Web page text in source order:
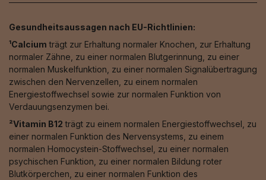
Gesundheitsaussagen nach EU-Richtlinien:
¹Calcium trägt zur Erhaltung normaler Knochen, zur Erhaltung
normaler Zähne, zu einer normalen Blutgerinnung, zu einer
normalen Muskelfunktion, zu einer normalen Signalübertragung
zwischen den Nervenzellen, zu einem normalen
Energiestoffwechsel sowie zur normalen Funktion von
Verdauungsenzymen bei.
²Vitamin B12 trägt zu einem normalen Energiestoffwechsel, zu
einer normalen Funktion des Nervensystems, zu einem
normalen Homocystein-Stoffwechsel, zu einer normalen
psychischen Funktion, zu einer normalen Bildung roter
Blutkörperchen, zu einer normalen Funktion des